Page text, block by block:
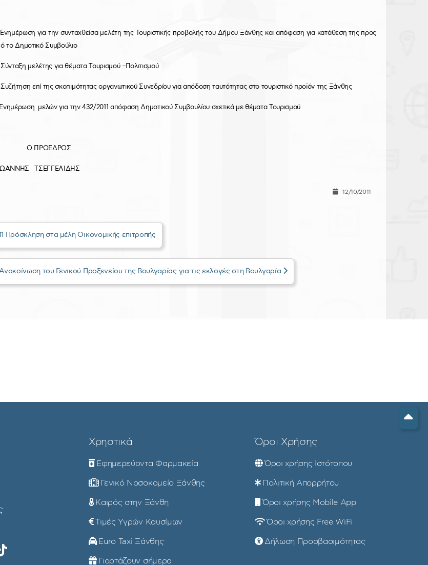
για την συνταχθείσα μελέτη της Τουριστικής προβολής του Δήμου Ξάνθης και απόφαση για κατάθεση της προς
το Δημοτικό Συμβούλιο
μελέτης για θέματα Τουρισμού –Πολιτισμού
Συζήτηση επί της σκοπιμότητας οργανωτικού Συνεδρίου για απόδοση ταυτότητας στο τουριστικό προϊόν της Ξάνθης
μελών για την 432/2011 απόφαση Δημοτικού Συμβουλίου σχετικά με θέματα Τουρισμού
ΤΣΕΓΓΕΛΙΔΗΣ
12/10/2011
Πρόσκληση στα μέλη Οικονομικής επιτροπής
Ανακοίνωση του Γενικού Προξενείου της Βουλγαρίας για τις εκλογές στη Βουλγαρία
Χρηστικά
Εφημερεύοντα Φαρμακεία
Γενικό Νοσοκομείο Ξάνθης
Καιρός στην Ξάνθη
Τιμές Υγρών Καυσίμων
Euro Taxi Ξάνθης
Γιορτάζουν σήμερα
Όροι Χρήσης
Όροι χρήσης Ιστότοπου
Πολιτική Απορρήτου
Όροι χρήσης Mobile App
Όροι χρήσης Free WiFi
Δήλωση Προσβασιμότητας